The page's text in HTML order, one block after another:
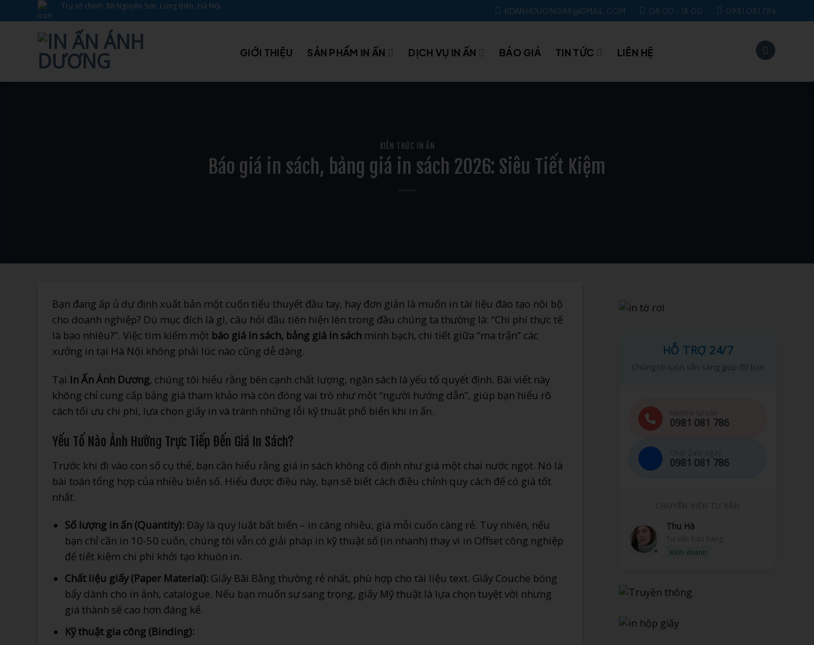
qua
Trụ sở chính: 88 Nguyễn Sơn, Long Biên, Hà Nội. KDANHDUONG88@GMAIL.COM 08:00 - 18:00 0981.081.786
GIỚI THIỆU SẢN PHẨM IN ẤN DỊCH VỤ IN ẤN BÁO GIÁ TIN TỨC LIÊN HỆ
KIẾN THỨC IN ẤN
Báo giá in sách, bảng giá in sách 2026: Siêu Tiết Kiệm
Bạn đang ấp ủ dự định xuất bản một cuốn tiểu thuyết đầu tay, hay đơn giản là muốn in tài liệu đào tạo nội bộ
cho doanh nghiệp? Dù mục đích là gì, câu hỏi đầu tiên hiện lên trong đầu chúng ta thường là: “Chi phí thực tế
là bao nhiêu?”. Việc tìm kiếm một báo giá in sách, bảng giá in sách minh bạch, chi tiết giữa “ma trận” các
xưởng in tại Hà Nội không phải lúc nào cũng dễ dàng.
Tại In Ấn Ánh Dương, chúng tôi hiểu rằng bên cạnh chất lượng, ngân sách là yếu tố quyết định. Bài viết này
không chỉ cung cấp bảng giá tham khảo mà còn đóng vai trò như một “người hướng dẫn”, giúp bạn hiểu rõ
cách tối ưu chi phí, lựa chọn giấy in và tránh những lỗi kỹ thuật phổ biến khi in ấn.
Yếu Tố Nào Ảnh Hưởng Trực Tiếp Đến Giá In Sách?
Trước khi đi vào con số cụ thể, bạn cần hiểu rằng giá in sách không cố định như giá một chai nước ngọt. Nó là
bài toán tổng hợp của nhiều biến số. Hiểu được điều này, bạn sẽ biết cách điều chỉnh quy cách để có giá tốt
nhất.
Số lượng in ấn (Quantity):Đây là quy luật bất biến – in càng nhiều, giá mỗi cuốn càng rẻ. Tuy nhiên, nếu
bạn chỉ cần in 10-50 cuốn, chúng tôi vẫn có giải pháp in kỹ thuật số (in nhanh) thay vì in Offset công nghiệp
để tiết kiệm chi phí khởi tạo khuôn in.
Chất liệu giấy (Paper Material):Giấy Bãi Bằng thường rẻ nhất, phù hợp cho tài liệu text. Giấy Couche bóng
bẩy dành cho in ảnh, catalogue. Nếu bạn muốn sự sang trọng, giấy Mỹ thuật là lựa chọn tuyệt vời nhưng
giá thành sẽ cao hơn đáng kể.
Kỹ thuật gia công (Binding):
HỖ TRỢ 24/7
Chúng tôi luôn sẵn sàng giúp đỡ bạn
Hotline tư vấn
0981 081 786
0981 081 786
Minh Tuấn
Hỗ trợ kỹ thuật
Kỹ thuật